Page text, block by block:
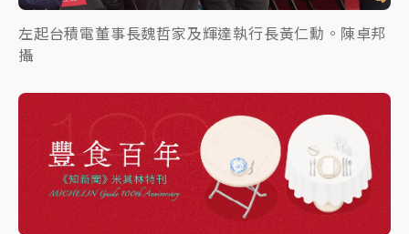
左起台積電董事長魏哲家及輝達執行長黃仁勳。陳卓邦
攝